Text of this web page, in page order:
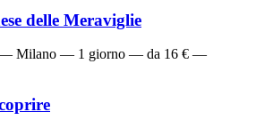
delle Meraviglie
Milano — 1 giorno — da 16 € —